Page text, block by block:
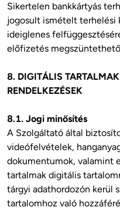
Sikertelen bankkártyás
jogosult ismételt terhelési
ideiglenes
előfizetés
8. DIGITÁLIS
RENDELKEZÉSEK
8.1. Jogi minősítés
A Szolgáltató által
videófelvételek,
dokumentumok, valamint
tartalmak digitális
tárgyi adathordozón kerül
tartalomhoz való